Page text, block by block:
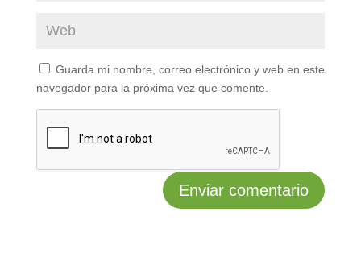
Guarda mi nombre, correo electrónico y web en este
navegador para la próxima vez que comente.